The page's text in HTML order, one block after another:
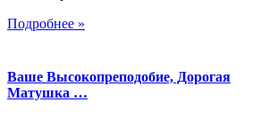
Подробнее »
Ваше Высокопреподобие, Дорогая
Матушка …